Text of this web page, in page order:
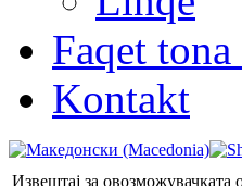
Faqet
Kontakt
Извештај за овозможувачката